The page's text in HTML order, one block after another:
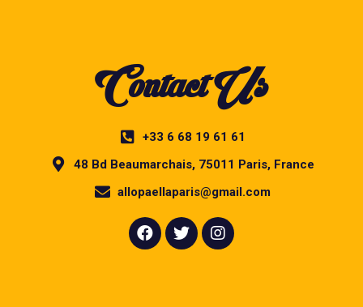
Contact Us
+33 6 68 19 61 61
48 Bd Beaumarchais, 75011 Paris, France
allopaellaparis@gmail.com